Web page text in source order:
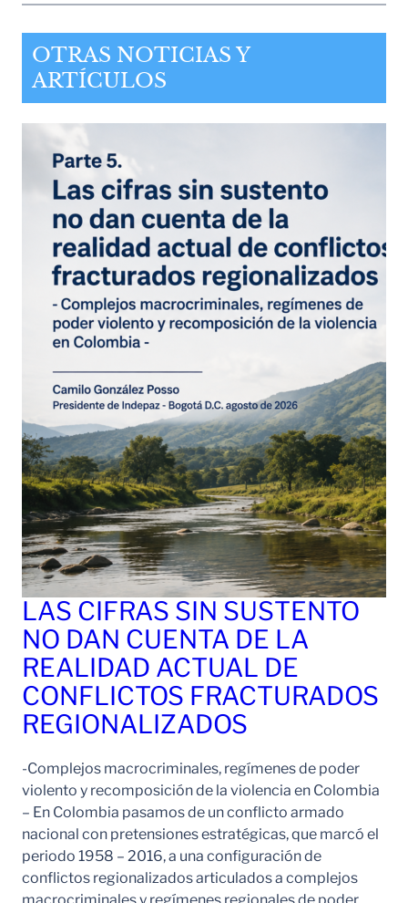
OTRAS NOTICIAS Y
ARTÍCULOS
LAS CIFRAS SIN SUSTENTO
NO DAN CUENTA DE LA
REALIDAD ACTUAL DE
CONFLICTOS FRACTURADOS
REGIONALIZADOS
-Complejos macrocriminales, regímenes de poder
violento y recomposición de la violencia en Colombia
– En Colombia pasamos de un conflicto armado
nacional con pretensiones estratégicas, que marcó el
periodo 1958 – 2016, a una configuración de
conflictos regionalizados articulados a complejos